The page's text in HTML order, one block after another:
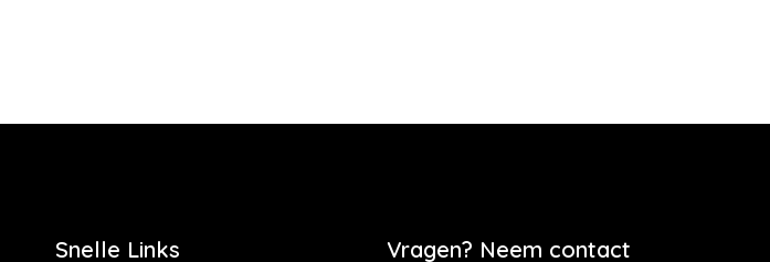
Snelle Links
Vragen? Neem contact